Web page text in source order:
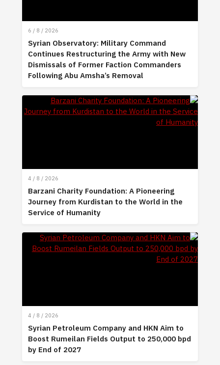
6 / 8 / 2026
Syrian Observatory: Military Command
Continues Restructuring the Army with New
Dismissals of Former Faction Commanders
Following Abu Amsha’s Removal
4 / 8 / 2026
Barzani Charity Foundation: A Pioneering
Journey from Kurdistan to the World in the
Service of Humanity
4 / 8 / 2026
Syrian Petroleum Company and HKN Aim to
Boost Rumeilan Fields Output to 250,000 bpd
by End of 2027